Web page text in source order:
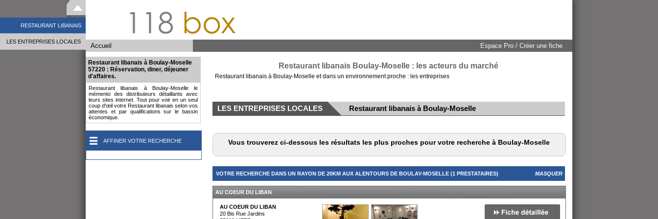
118 box
Accueil Espace Pro / Créer une fiche
RESTAURANT LIBANAIS
LES ENTREPRISES LOCALES
Restaurant libanais à Boulay-Moselle
57220 : Réservation, diner, déjeuner
d'affaires.
Restaurant libanais à Boulay-Moselle le
mémento des distributeurs détaillants avec
leurs sites internet. Tout pour voir en un seul
coup d'œil votre Restaurant libanais selon vos
attentes et par qualifications sur le bassin
économique.
AFFINER VOTRE RECHERCHE
Restaurant libanais Boulay-Moselle : les acteurs du marché
Restaurant libanais à Boulay-Moselle et dans un environnement proche : les entreprises
LES ENTREPRISES LOCALES Restaurant libanais à Boulay-Moselle
Vous trouverez ci-dessous les résultats les plus proches pour votre recherche à Boulay-Moselle
VOTRE RECHERCHE DANS UN RAYON DE 20KM AUX ALENTOURS DE BOULAY-MOSELLE (1 PRESTATAIRES) MASQUER
AU COEUR DU LIBAN
AU COEUR DU LIBAN
20 Bis Rue Jardins